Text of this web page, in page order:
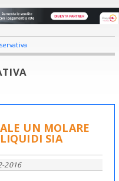
UN MOLARE
SIA
2016